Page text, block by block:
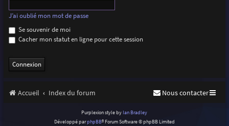
J’ai oublié mon mot de passe
Se souvenir de moi
Cacher mon statut en ligne pour cette session
Accueil Index du forum Nous contacter
Purplexion style by Ian Bradley
Développé parphpBB® Forum Software © phpBB Limited